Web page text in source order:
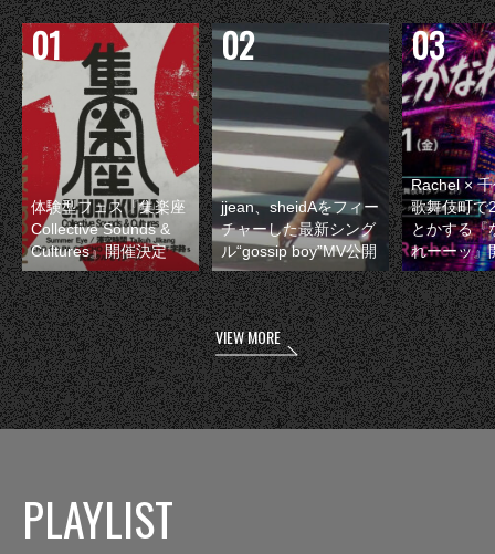
体験型フェス『集楽座
Collective Sounds &
Cultures』開催決定
jjean、sheidAをフィー
チャーした最新シング
ル“gossip boy”MV公開
Rachel ×
歌舞伎町で
とかする『
れーーッ』
VIEW MORE
PLAYLIST